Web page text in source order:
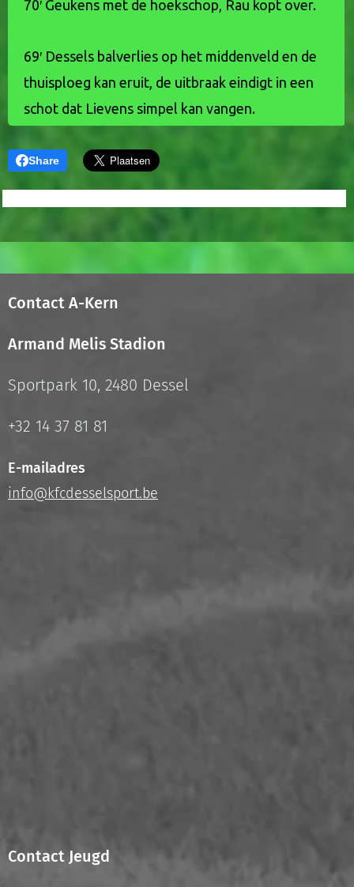
Share
Contact A-Kern
Armand Melis Stadion
Sportpark 10, 2480 Dessel
+32 14 37 81 81
E-mailadres
info@kfcdesselsport.be
Contact Jeugd